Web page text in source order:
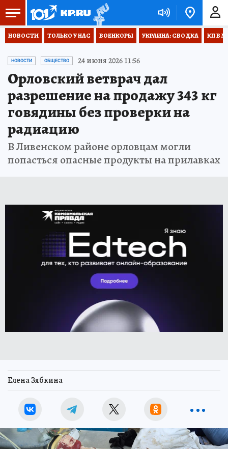
НОВОСТИ ТОЛЬКО У НАС ВОЕНКОРЫ УКРАИНА: СВОДКА КП В
НОВОСТИ ОБЩЕСТВО 24 июня 2026 11:56
Орловский ветврач дал
разрешение на продажу 343 кг
говядины без проверки на
радиацию
В Ливенском районе орловцам могли
попасться опасные продукты на прилавках
Елена Зябкина